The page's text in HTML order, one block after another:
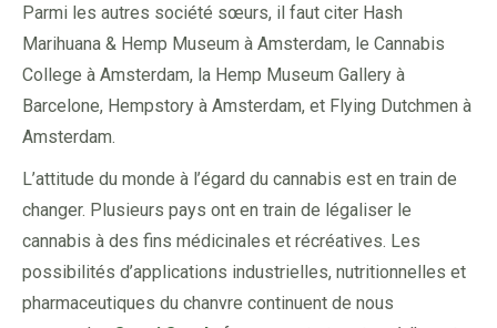
Parmi les autres société sœurs, il faut citer Hash
Marihuana & Hemp Museum à Amsterdam, le Cannabis
College à Amsterdam, la Hemp Museum Gallery à
Barcelone, Hempstory à Amsterdam, et Flying Dutchmen à
Amsterdam.
L’attitude du monde à l’égard du cannabis est en train de
changer. Plusieurs pays ont en train de légaliser le
cannabis à des fins médicinales et récréatives. Les
possibilités d’applications industrielles, nutritionnelles et
pharmaceutiques du chanvre continuent de nous